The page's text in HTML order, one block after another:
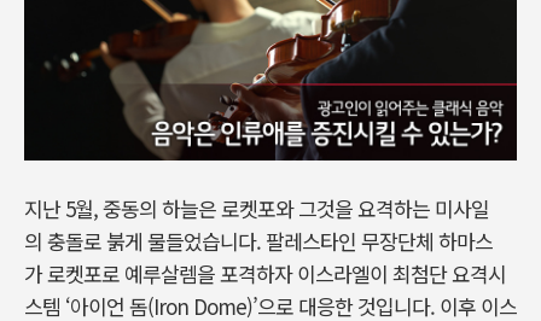
지난 5월, 중동의 하늘은 로켓포와 그것을 요격하는 미사일
의 충돌로 붉게 물들었습니다. 팔레스타인 무장단체 하마스
가 로켓포로 예루살렘을 포격하자 이스라엘이 최첨단 요격시
스템 ‘아이언 돔(Iron Dome)’으로 대응한 것입니다. 이후 이스